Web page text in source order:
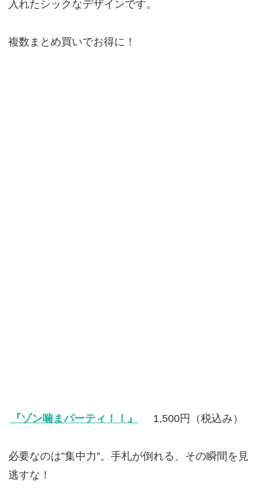
入れたシックなデザインです。
複数まとめ買いでお得に！
『ゾン噛まパーティ！！』 1,500円（税込み）
必要なのは”集中力”。手札が倒れる、その瞬間を見
逃すな！